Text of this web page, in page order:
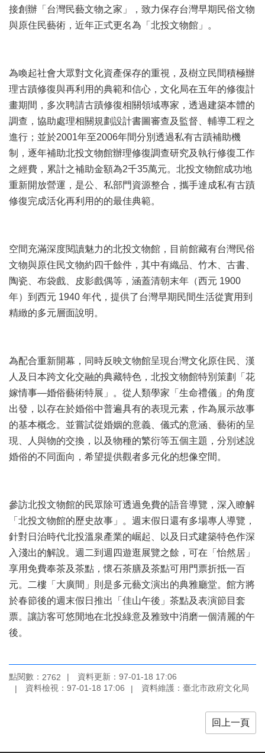
貴
文
化
助/
申
請
案
件
政
府
開
聯
絡
資
訊
影
區
回
首
頁
網
站
陳
情
統
雙
語
詞
彙
台
北
English
接創辦「台灣民藝文物之家」，致力保存台灣早期民俗文物
與原住民藝術，近年正式更名為「北投文物館」。
為喚起社會大眾對文化資產保存的重視，及樹立民間積極辦
理古蹟修復與再利用的典範和信心，文化局在五年的修復計
畫期間，多次聘請古蹟修復相關領域專家，透過建築本體的
調查，協助處理相關規劃設計書圖審查及監督、輔導工程之
進行；並於2001年至2006年間分別透過私有古蹟補助機
制，逐年補助北投文物館辦理修復調查研究及執行修復工作
之經費，累計之補助金額為2千35萬元。北投文物館成功地
重新開放營運，是公、私部門資源整合，攜手達成私有古蹟
修復完成活化再利用的的最佳典範。
空間充滿深度閱讀魅力的北投文物館，目前館藏有台灣民俗
文物與原住民文物約四千餘件，其中有織品、竹木、古書、
陶瓷、布袋戲、皮影戲偶等，涵蓋清朝末年（西元 1900
年）到西元 1940 年代，提供了台灣早期民間生活從實用到
精緻的多元層面說明。
為配合重新開幕，同時反映文物館呈現台灣文化原住民、漢
人及日本跨文化交融的典藏特色，北投文物館特別策劃「花
嫁情事—婚俗藝術特展」。從人類學家「生命禮儀」的角度
出發，以存在於婚俗中普遍具有的表現元素，作為展示故事
的基本概念。並嘗試從婚姻的意義、儀式的意涵、藝術的呈
現、人與物的交換，以及物種的繁衍等五個主題，分別述說
婚俗的不同面向，希望提供觀者多元化的想像空間。
參訪北投文物館的民眾除可透過免費的語音導覽，深入瞭解
「北投文物館的歷史故事」。週末假日還有多場專人導覽，
針對日治時代北投溫泉產業的崛起、以及日式建築特色作深
入淺出的解說。週二到週四遊逛展覽之餘，可在「怡然居」
享用免費奉茶及茶點，懷石茶膳及茶點可用門票折抵一百
元。二樓「大廣間」則是多元藝文演出的典雅廳堂。館方將
於春節後的週末假日推出「佳山午後」茶點及表演節目套
票。讓訪客可悠閒地在北投綠意及雅致中消磨一個清麗的午
後。
點閱數： 2762
資料更新：97-01-18 17:06
資料檢視：97-01-18 17:06
資料維護：臺北市政府文化局
回上一頁